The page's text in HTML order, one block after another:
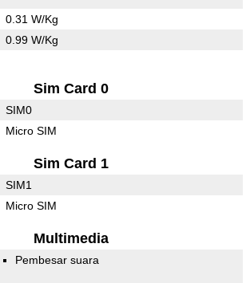
0.31 W/Kg
0.99 W/Kg
Sim Card 0
SIM0
Micro SIM
Sim Card 1
SIM1
Micro SIM
Multimedia
Pembesar suara